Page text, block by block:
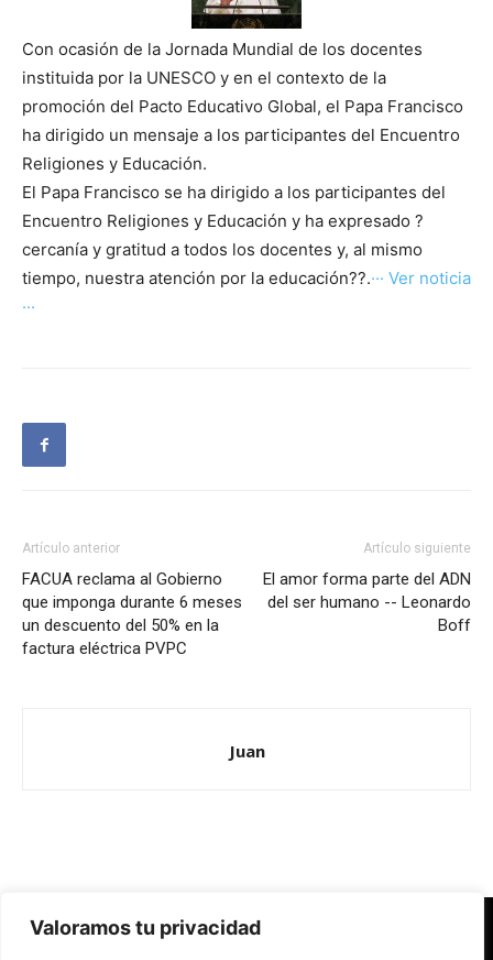
Valoramos tu privacidad
Con ocasión de la Jornada Mundial de los docentes
instituida por la UNESCO y en el contexto de la
promoción del Pacto Educativo Global, el Papa Francisco
ha dirigido un mensaje a los participantes del Encuentro
Religiones y Educación.
El Papa Francisco se ha dirigido a los participantes del
Encuentro Religiones y Educación y ha expresado ?
cercanía y gratitud a todos los docentes y, al mismo
tiempo, nuestra atención por la educación??.··· Ver noticia
···
Artículo anterior
FACUA reclama al Gobierno
que imponga durante 6 meses
un descuento del 50% en la
factura eléctrica PVPC
Artículo siguiente
El amor forma parte del ADN
del ser humano -- Leonardo
Boff
Juan
Redes Cristianas